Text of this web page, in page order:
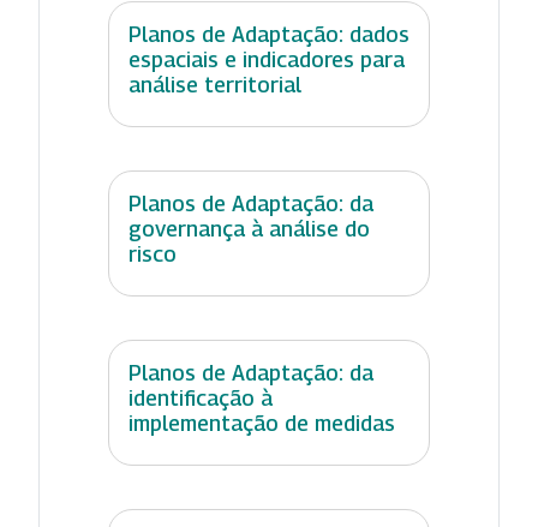
Planos de Adaptação: dados
espaciais e indicadores para
análise territorial
Planos de Adaptação: da
governança à análise do
risco
Planos de Adaptação: da
identificação à
implementação de medidas